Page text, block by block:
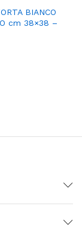
BIANCO
cm 38×38 –